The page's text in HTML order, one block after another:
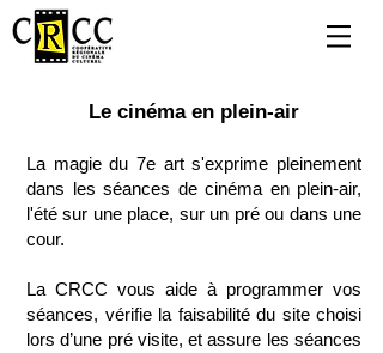
Le cinéma en plein-air
La magie du 7e art s'exprime pleinement
dans les séances de cinéma en plein-air,
l'été sur une place, sur un pré ou dans une
cour.
La CRCC vous aide à programmer vos
séances, vérifie la faisabilité du site choisi
lors d’une pré visite, et assure les séances